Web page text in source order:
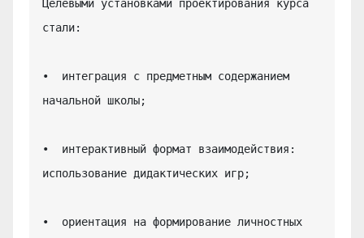
Целевыми установками проектирования курса
стали:
•  интеграция с предметным содержанием
начальной школы;
•  интерактивный формат взаимодействия:
использование дидактических игр;
•  ориентация на формирование личностных